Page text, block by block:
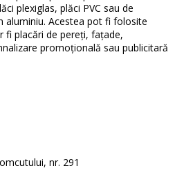
plexiglas, plăci PVC sau de
aluminiu. Acestea pot fi folosite
fi placări de pereți, fațade,
promoțională sau publicitară
nr. 291